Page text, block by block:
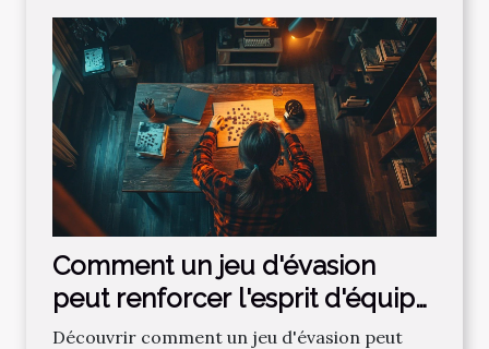
Comment un jeu d'évasion
peut renforcer l'esprit d'équipe
?
Découvrir comment un jeu d'évasion peut